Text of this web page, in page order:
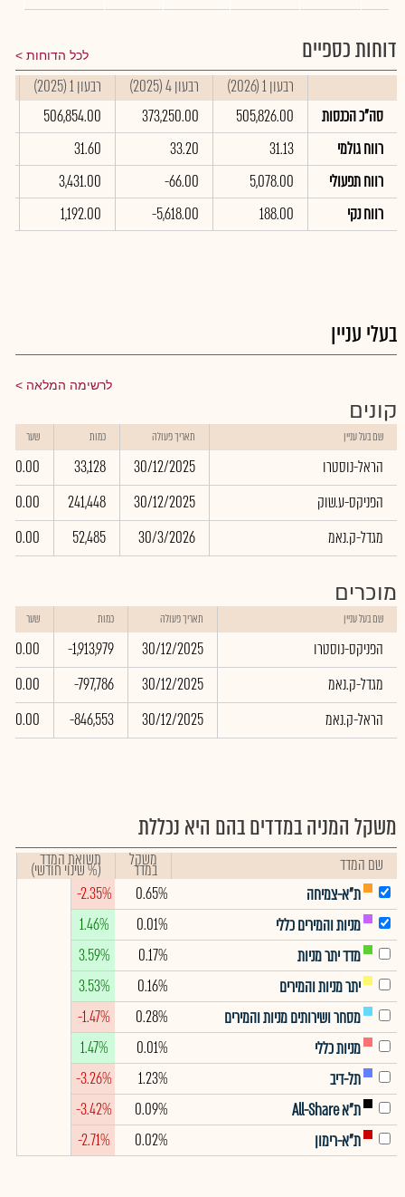
דוחות כספיים לכל הדוחות
רבעון 1 (2026) רבעון 4 (2025) רבעון 1 (2025)
סה"כ הכנסות
505,826.00
373,250.00
506,854.00
רווח גולמי
31.13
33.20
31.60
רווח תפעולי
5,078.00
-66.00
3,431.00
רווח נקי
188.00
-5,618.00
1,192.00
בעלי עניין
לרשימה המלאה
קונים
שם בעל עניין תאריך פעולה כמות שער
הראל-נוסטרו 30/12/2025
33,128
0.00
הפניקס-ע.שוק
30/12/2025
241,448
0.00
מגדל-ק.נאמ
30/3/2026
52,485
0.00
מוכרים
שם בעל עניין תאריך פעולה כמות שער
הפניקס-נוסטרו 30/12/2025
-1,913,979
0.00
מגדל-ק.נאמ
30/12/2025
-797,786
0.00
הראל-ק.נאמ
30/12/2025
-846,553
0.00
משקל המניה במדדים בהם היא נכללת
שם המדד משקל
במדד תשואת המדד
(% שינוי חודשי)
ת"א-צמיחה
0.65%
-2.35%
מניות והמירים כללי
0.01%
1.46%
מדד יתר מניות
0.17%
3.59%
יתר מניות והמירים
0.16%
3.53%
מסחר ושירותים מניות והמירים
0.28%
-1.47%
מניות כללי
0.01%
1.47%
תל-דיב
1.23%
-3.26%
ת"א All-Share
0.09%
-3.42%
ת"א-רימון
0.02%
-2.71%